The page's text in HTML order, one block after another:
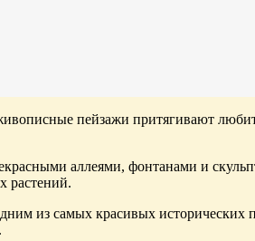
пейзажи притягивают
аллеями, фонтанами и
растений.
из самых красивых исторических